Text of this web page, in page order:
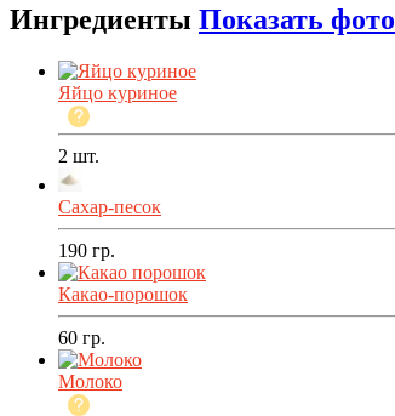
Ингредиенты Показать фото
Яйцо куриное
2 шт.
Сахар-песок
190 гр.
Какао-порошок
60 гр.
Молоко